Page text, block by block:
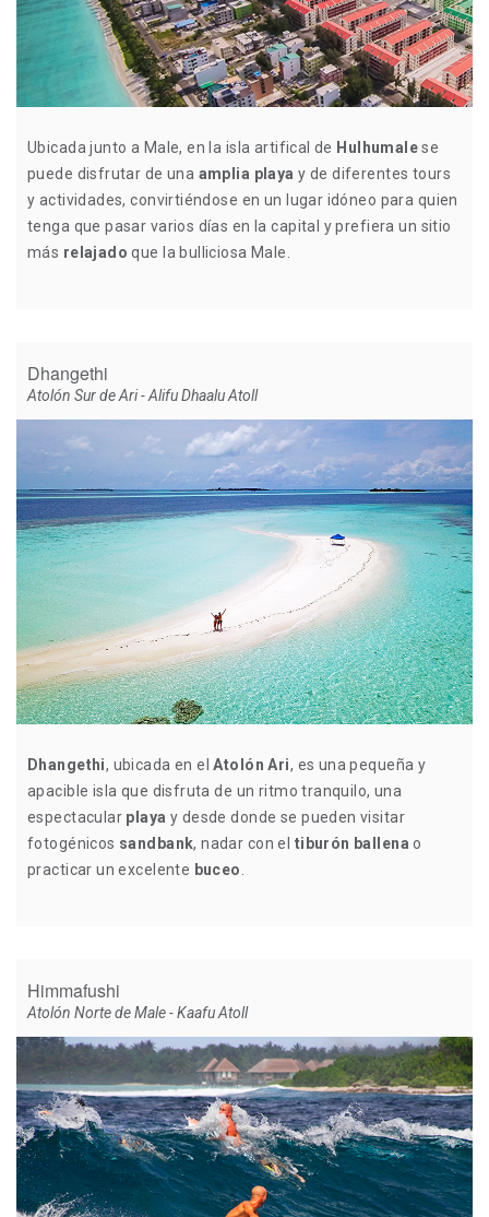
Ubicada junto a Male, en la isla artifical de Hulhumalese
puede disfrutar de una amplia playa y de diferentes tours
y actividades, convirtiéndose en un lugar idóneo para quien
tenga que pasar varios días en la capital y prefiera un sitio
más relajado que la bulliciosa Male.
Dhangethi
Atolón Sur de Ari - Alifu Dhaalu Atoll
Dhangethi, ubicada en elAtolón Ari, es una pequeña y
apacible isla que disfruta de un ritmo tranquilo, una
espectacular playa y desde donde se pueden visitar
fotogénicos sandbank, nadar con el tiburón ballena o
practicar un excelente buceo
Himmafushi
Atolón Norte de Male - Kaafu Atoll